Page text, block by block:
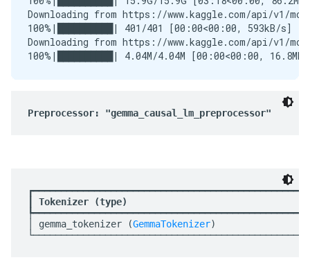
Downloading from https://www.kaggle.com/api/v1/
100%|██████████| 401/401 [00:00<00:00, 593kB/s]
Downloading from https://www.kaggle.com/api/v1/